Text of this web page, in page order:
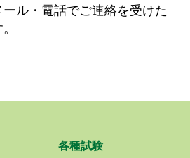
ル・電話でご連絡を受けた
各種試験